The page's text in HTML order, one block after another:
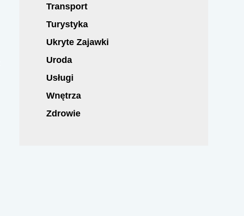
Transport
Turystyka
Ukryte Zajawki
Uroda
Usługi
Wnętrza
Zdrowie